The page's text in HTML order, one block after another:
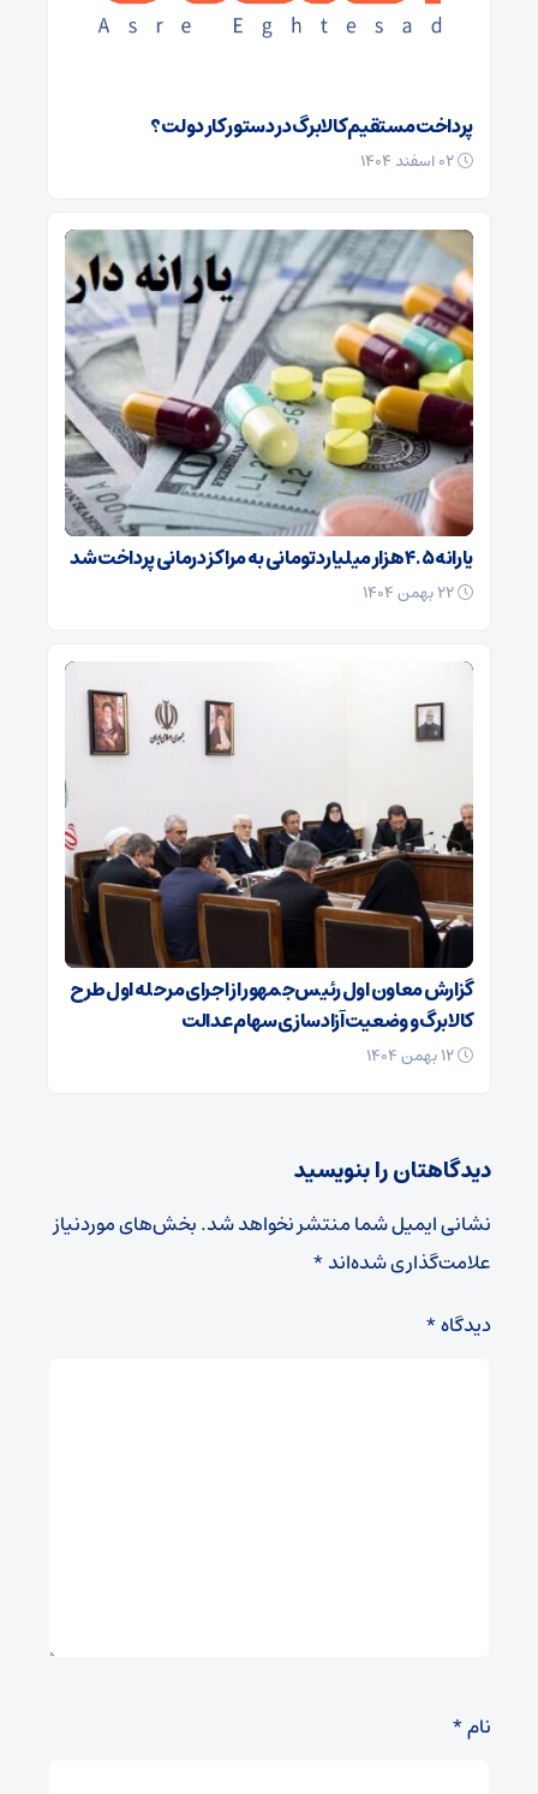
پرداخت مستقیم کالابرگ در دستور کار دولت؟
یارانه ۴.۵ هزار میلیارد تومانی به مراکز درمانی پرداخت شد
گزارش معاون اول رئیس‌جمهور از اجرای مرحله اول طرح
کالابرگ و وضعیت آزادسازی سهام عدالت
دیدگاهتان را بنویسید
نشانی ایمیل شما منتشر نخواهد شد.بخش‌های موردنیاز
علامت‌گذاری شده‌اند*
دیدگاه*
نام*